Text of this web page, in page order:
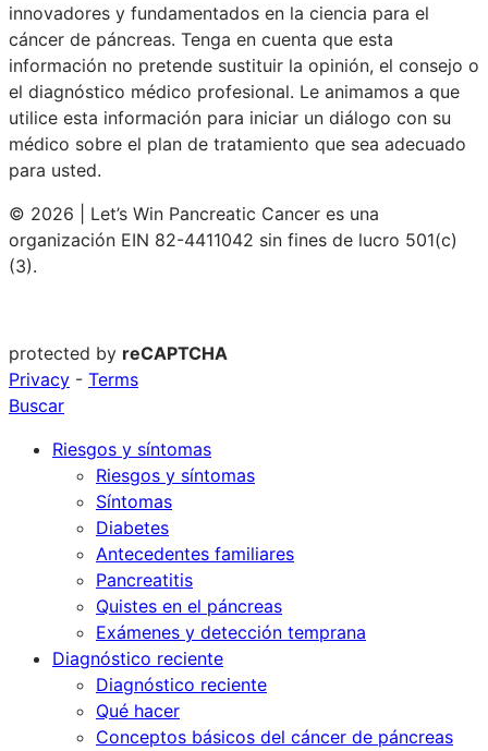
innovadores y fundamentados en la ciencia para el
cáncer de páncreas. Tenga en cuenta que esta
información no pretende sustituir la opinión, el consejo o
el diagnóstico médico profesional. Le animamos a que
utilice esta información para iniciar un diálogo con su
médico sobre el plan de tratamiento que sea adecuado
para usted.
© 2026 | Let’s Win Pancreatic Cancer es una
organización EIN 82-4411042 sin fines de lucro 501(c)
(3).
protected by reCAPTCHA
Privacy - Terms
Buscar
Riesgos y síntomas
Riesgos y síntomas
Síntomas
Diabetes
Antecedentes familiares
Pancreatitis
Quistes en el páncreas
Exámenes y detección temprana
Diagnóstico reciente
Diagnóstico reciente
Qué hacer
Conceptos básicos del cáncer de páncreas